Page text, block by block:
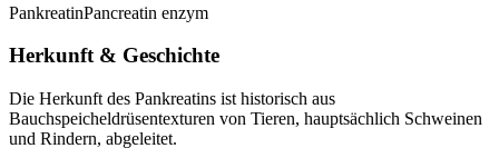
PankreatinPancreatin enzym
Herkunft & Geschichte
Die Herkunft des Pankreatins ist historisch aus
Bauchspeicheldrüsentexturen von Tieren, hauptsächlich Schweinen
und Rindern, abgeleitet.